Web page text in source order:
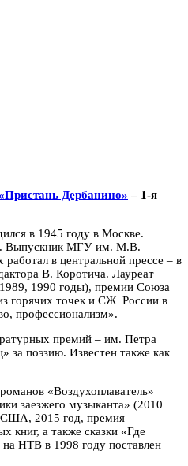
Дербанино» – 1-я
в 1945 году в Москве.
Выпускник МГУ им. М.В.
в центральной прессе – в
В. Коротича. Лауреат
1990 годы), премии Союза
горячих точек и СЖ России в
профессионализм».
премий – им. Петра
за поэзию. Известен также как
«Воздухоплаватель»
заезжего музыканта» (2010
США, 2015 год, премия
книг, а также сказки «Где
НТВ в 1998 году поставлен